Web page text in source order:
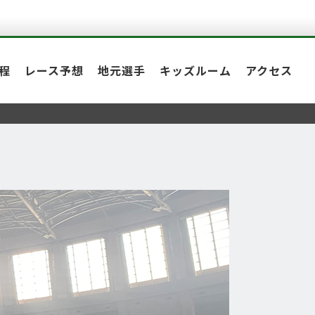
レース予想 地元選手 キッズルーム アクセス